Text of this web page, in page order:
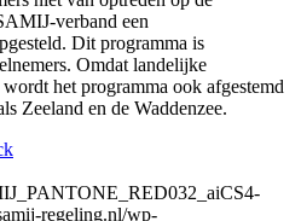
verband een
Dit programma is
Omdat landelijke
het programma ook afgestemd
Zeeland en de Waddenzee.
regeling.nl/wp-